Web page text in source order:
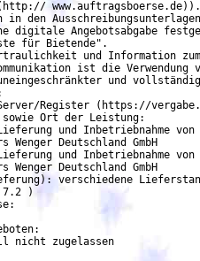
den
Angebotsabgabe
für Bietende".
und Information
ist die
und
Register (https://
Ort der Leistung:
Deutschland GmbH
Deutschland GmbH
Vergabeunterlagen,
7.2 )